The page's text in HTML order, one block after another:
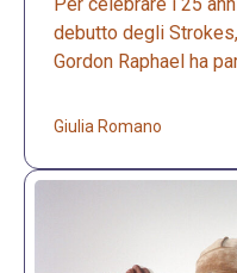
Per celebrare i 25
debutto degli
Gordon Raphael ha
Giulia Romano